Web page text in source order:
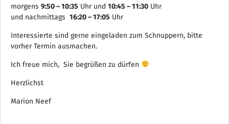
morgens 9:50 – 10:35 Uhr und 10:45 – 11:30 Uhr
und nachmittags 16:20 – 17:05 Uhr
Interessierte sind gerne eingeladen zum Schnuppern, bitte
vorher Termin ausmachen.
Ich freue mich, Sie begrüßen zu dürfen
Herzlichst
Marion Neef